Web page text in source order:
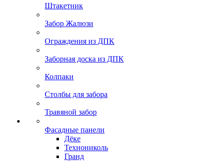
Штакетник
Забор Жалюзи
Ограждения из ДПК
Заборная доска из ДПК
Колпаки
Столбы для забора
Травяной забор
Фасадные панели
Дёке
Технониколь
Гранд